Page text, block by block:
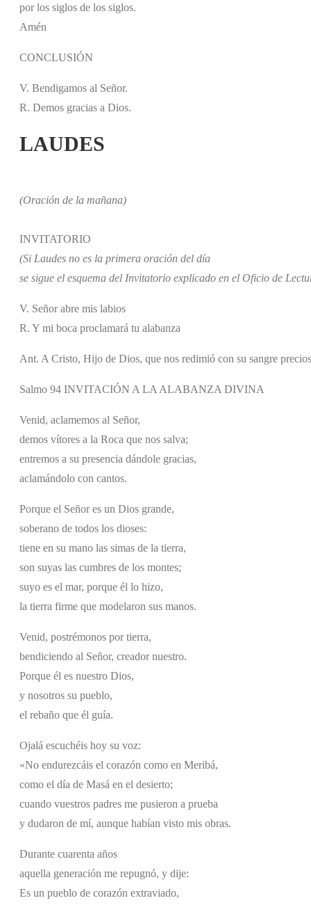
por los siglos de los siglos.
Amén
CONCLUSIÓN
V. Bendigamos al Señor.
R. Demos gracias a Dios.
LAUDES
(Oración de la mañana)
INVITATORIO
(Si Laudes no es la primera oración del día
se sigue el esquema del Invitatorio explicado en el Oficio de
V. Señor abre mis labios
R. Y mi boca proclamará tu alabanza
Ant. A Cristo, Hijo de Dios, que nos redimió con su sangre
Salmo 94 INVITACIÓN A LA ALABANZA DIVINA
Venid, aclamemos al Señor,
demos vítores a la Roca que nos salva;
entremos a su presencia dándole gracias,
aclamándolo con cantos.
Porque el Señor es un Dios grande,
soberano de todos los dioses:
tiene en su mano las simas de la tierra,
son suyas las cumbres de los montes;
suyo es el mar, porque él lo hizo,
la tierra firme que modelaron sus manos.
Venid, postrémonos por tierra,
bendiciendo al Señor, creador nuestro.
Porque él es nuestro Dios,
y nosotros su pueblo,
el rebaño que él guía.
Ojalá escuchéis hoy su voz:
«No endurezcáis el corazón como en Meribá,
como el día de Masá en el desierto;
cuando vuestros padres me pusieron a prueba
y dudaron de mí, aunque habían visto mis obras.
Durante cuarenta años
aquella generación me repugnó, y dije:
Es un pueblo de corazón extraviado,